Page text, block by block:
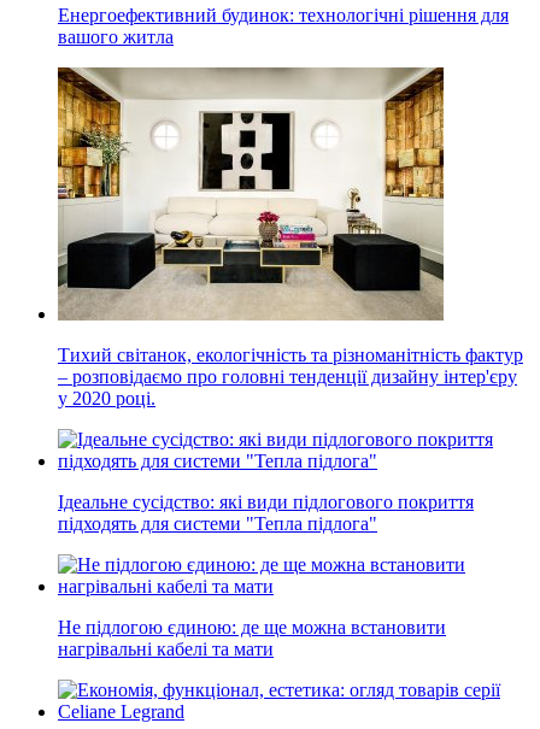
Енергоефективний будинок: технологічні рішення для
вашого житла
Тихий світанок, екологічність та різноманітність фактур
– розповідаємо про головні тенденції дизайну інтер'єру
у 2020 році.
Ідеальне сусідство: які види підлогового покриття
підходять для системи "Тепла підлога"
Не підлогою єдиною: де ще можна встановити
нагрівальні кабелі та мати